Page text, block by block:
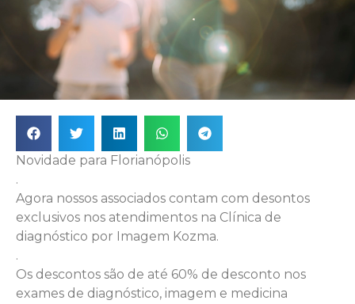
Novidade para Florianópolis
.
Agora nossos associados contam com desontos
exclusivos nos atendimentos na Clínica de
diagnóstico por Imagem Kozma.
.
Os descontos são de até 60% de desconto nos
exames de diagnóstico, imagem e medicina